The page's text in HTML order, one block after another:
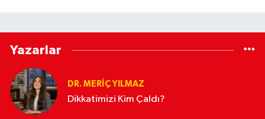
Yazarlar
DR. MERIÇ YILMAZ
Dikkatimizi Kim Çaldı?